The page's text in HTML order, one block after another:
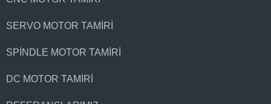
SERVO MOTOR TAMIRI
SPINDLE MOTOR TAMIRI
DC MOTOR TAMIRI